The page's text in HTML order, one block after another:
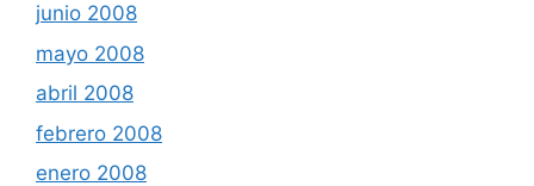
junio 2008
mayo 2008
abril 2008
febrero 2008
enero 2008